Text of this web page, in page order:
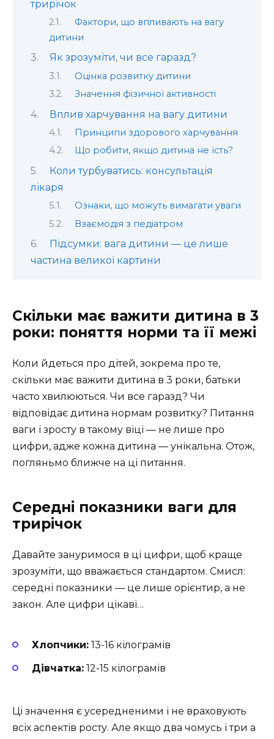
трирічок
Фактори, що впливають на вагу
дитини
Як зрозуміти, чи все гаразд?
Оцінка розвитку дитини
Значення фізичної активності
Вплив харчування на вагу дитини
Принципи здорового харчування
Що робити, якщо дитина не їсть?
Коли турбуватись: консультація
лікаря
Ознаки, що можуть вимагати уваги
Взаємодія з педіатром
Підсумки: вага дитини — це лише
частина великої картини
Скільки має важити дитина в 3
роки: поняття норми та її межі
Коли йдеться про дітей, зокрема про те,
скільки має важити дитина в 3 роки, батьки
часто хвилюються. Чи все гаразд? Чи
відповідає дитина нормам розвитку? Питання
ваги і зросту в такому віці — не лише про
цифри, адже кожна дитина — унікальна. Отож,
погляньмо ближче на ці питання.
Середні показники ваги для
трирічок
Давайте зануримося в ці цифри, щоб краще
зрозуміти, що вважається стандартом. Смисл:
середні показники — це лише орієнтир, а не
закон. Але цифри цікаві…
Хлопчики: 13-16 кілограмів
Дівчатка: 12-15 кілограмів
Ці значення є усередненими і не враховують
всіх аспектів росту. Але якщо два чомусь і три а